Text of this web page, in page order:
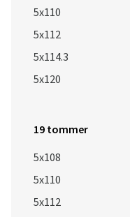
5x110
5x112
5x114.3
5x120
19 tommer
5x108
5x110
5x112